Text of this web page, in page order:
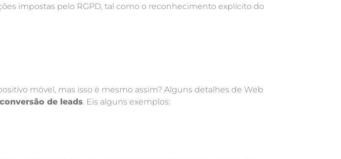
impostas pelo RGPD, tal como o reconhecimento explícito do
móvel, mas isso é mesmo assim? Alguns detalhes de Web
conversão de leads. Eis alguns exemplos: